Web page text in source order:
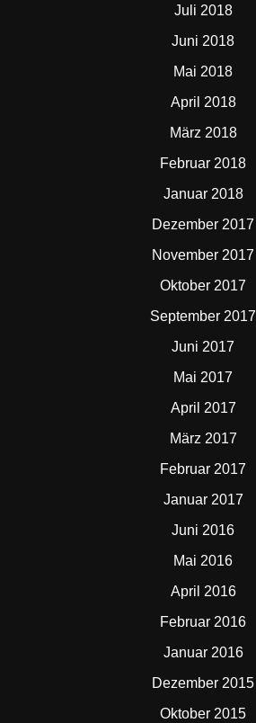
Juli 2018
Juni 2018
Mai 2018
April 2018
März 2018
Februar 2018
Januar 2018
Dezember 2017
November 2017
Oktober 2017
September 2017
Juni 2017
Mai 2017
April 2017
März 2017
Februar 2017
Januar 2017
Juni 2016
Mai 2016
April 2016
Februar 2016
Januar 2016
Dezember 2015
Oktober 2015